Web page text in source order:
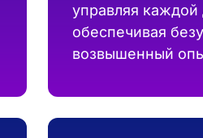
управляя каждой
обеспечивая
возвышенный